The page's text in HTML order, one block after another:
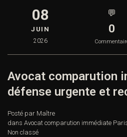
08
JUIN
2026
💬
0
Avocat comparution
défense urgente et
Posté par Maître
dans Avocat comparution immédiate
Non classé